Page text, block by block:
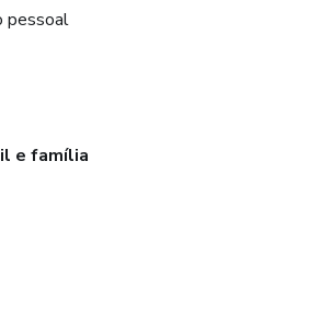
pessoal
e família